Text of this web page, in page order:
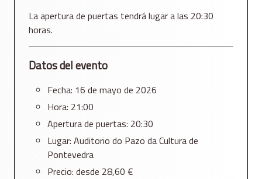
La apertura de puertas tendrá lugar a las 20:30
horas.
Datos del evento
Fecha: 16 de mayo de 2026
Hora: 21:00
Apertura de puertas: 20:30
Lugar: Auditorio do Pazo da Cultura de
Pontevedra
Precio: desde 28,60 €